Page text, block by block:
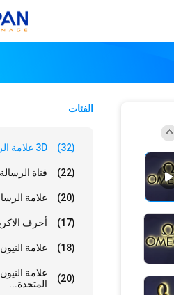
الفئات
3D علامة الرسالة (32)
قناة (22)
علامة (20)
أحرف (17)
علامة (18)
علامة
المتحدة...
(20)